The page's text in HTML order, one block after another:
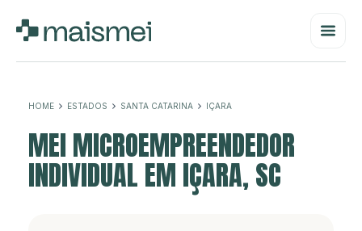
HOME ESTADOS SANTA CATARINA IÇARA
MEI MICROEMPREENDEDOR
INDIVIDUAL EM IÇARA, SC